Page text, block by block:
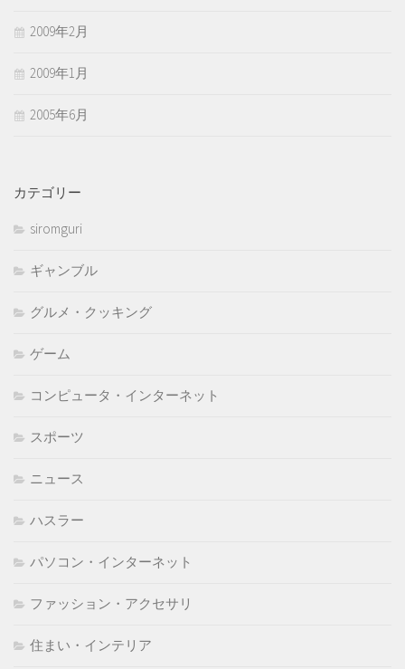
2009年2月
2009年1月
2005年6月
カテゴリー
siromguri
ギャンブル
グルメ・クッキング
ゲーム
コンピュータ・インターネット
スポーツ
ニュース
ハスラー
パソコン・インターネット
ファッション・アクセサリ
住まい・インテリア